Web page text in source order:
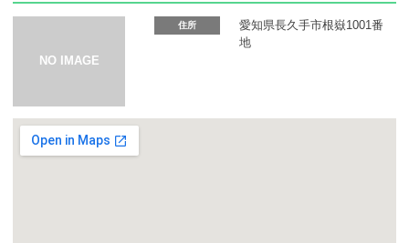
カーリース体験談
住所
愛知県長久手市根嶽1001番
地